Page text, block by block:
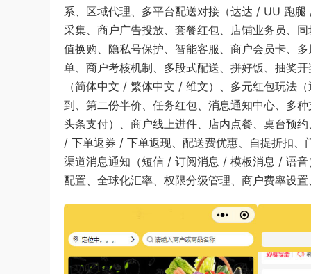
系、区域代理、多平台配送对接（达达 / UU 跑
采集、商户广告投放、套餐红包、店铺业务员、
值换购、隐私号保护、智能客服、商户会员卡、
单、商户考核机制、多段式配送、拼好饭、抽奖
（简体中文 / 繁体中文 / 维文）、多元红包玩法
到、第二份半价、任务红包、消息通知中心、多
头条支付）、商户线上进件、店内点餐、桌台预
/ 下单返券 / 下单返现、配送费优惠、自提折扣
渠道消息通知（短信 / 订阅消息 / 模板消息 / 语
配置、全球化汇率、权限分级管理、商户费率设